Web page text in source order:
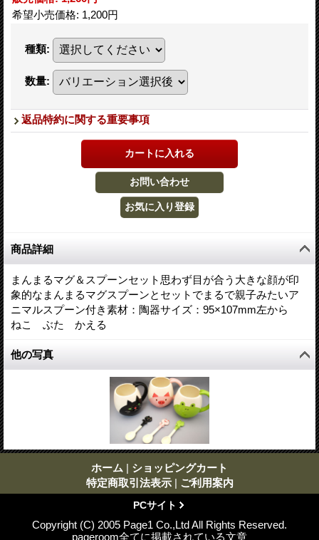
希望小売価格: 1,200円
種類:
数量:
返品特約に関する重要事項
商品詳細
まんまるマグ＆スプーンセット思わず目が合う大きな顔が印
象的なまんまるマグスプーンとセットでまるで親子みたいア
ニマルスプーン付き素材：陶器サイズ：95×107mm左から
ねこ ぶた かえる
他の写真
ホーム | ショッピングカート
特定商取引法表示 | ご利用案内
PCサイト
Copyright (C) 2005 Page1 Co.,Ltd All Rights Reserved.
pageroom全てに掲載されている文章